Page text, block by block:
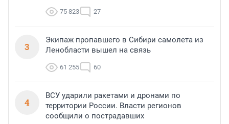
75 823 27
3
Экипаж пропавшего в Сибири самолета из
Ленобласти вышел на связь
61 255 60
4
ВСУ ударили ракетами и дронами по
территории России. Власти регионов
сообщили о пострадавших